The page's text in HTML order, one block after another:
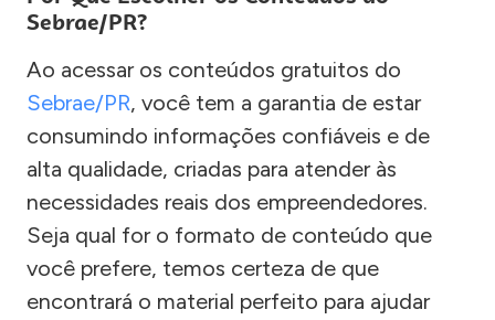
Sebrae/PR?
Ao acessar os conteúdos gratuitos do
Sebrae/PR, você tem a garantia de estar
consumindo informações confiáveis e de
alta qualidade, criadas para atender às
necessidades reais dos empreendedores.
Seja qual for o formato de conteúdo que
você prefere, temos certeza de que
encontrará o material perfeito para ajudar